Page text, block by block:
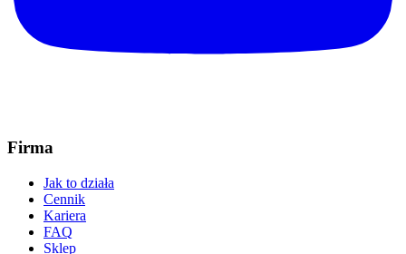
Firma
Jak to działa
Cennik
Kariera
FAQ
Sklep